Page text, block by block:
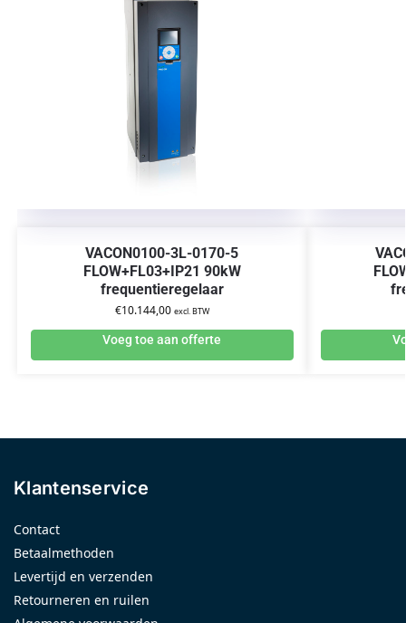
VACON0100-3L-0170-5
FLOW+FL03+IP21 90kW
frequentieregelaar
€10.144,00 excl. BTW
Voeg toe aan offerte
Klantenservice
Contact
Betaalmethoden
Levertijd en verzenden
Retourneren en ruilen